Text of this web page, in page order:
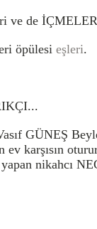
ve de
öpülesi eşleri.
GÜNEŞ
ev karşısın
nikahcı